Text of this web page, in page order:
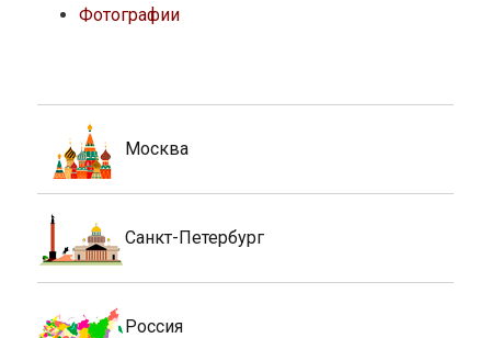
Фотографии
Москва
Санкт-Петербург
Россия